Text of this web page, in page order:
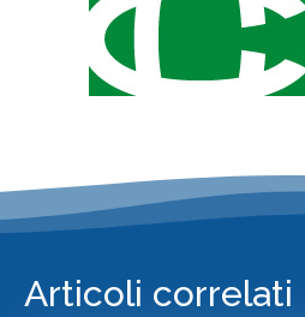
Articoli correlati